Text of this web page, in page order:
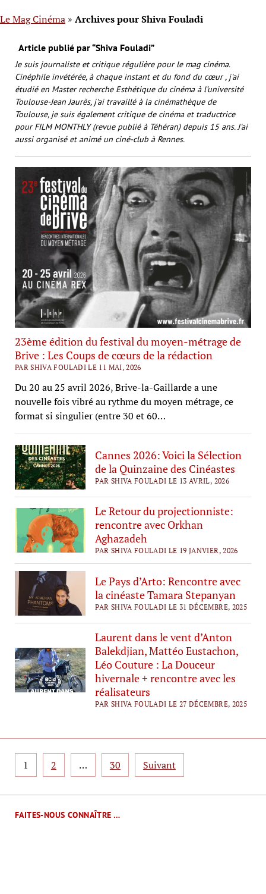
FAITES-NOUS CONNAÎTRE …
Le Mag Cinéma » Archives pour Shiva Fouladi
Article publié par “Shiva Fouladi”
Je suis journaliste et critique régulière pour le mag cinéma.
Cinéphile invétérée, à chaque instant et du fond du cœur , j'ai
étudié en Master recherche Esthétique du cinéma à l’université
Toulouse-Jean Jaurès, j'ai travaillé à la cinémathèque de
Toulouse, je suis également critique de cinéma et traductrice
pour FILM MONTHLY (revue publié à Téhéran) depuis 15 ans. J'ai
aussi organisé et animé un ciné-club à Rennes.
23ème édition du festival du moyen-métrage de
Brive : Les Coups de cœurs de la rédaction
PAR SHIVA FOULADI LE 11 MAI, 2026
Du 20 au 25 avril 2026, Brive-la-Gaillarde a une
nouvelle fois vibré au rythme du moyen métrage, ce
format si singulier (entre 30 et 60…
Cannes 2026: Voici la Sélection
de la Quinzaine des Cinéastes
PAR SHIVA FOULADI LE 13 AVRIL, 2026
Le Retour du projectionniste:
rencontre avec Orkhan
Aghazadeh
PAR SHIVA FOULADI LE 19 JANVIER, 2026
Le Pays d’Arto: Rencontre avec
la cinéaste Tamara Stepanyan
PAR SHIVA FOULADI LE 31 DÉCEMBRE, 2025
Laurent dans le vent d’Anton
Balekdjian, Mattéo Eustachon,
Léo Couture : La Douceur
hivernale + rencontre avec les
réalisateurs
PAR SHIVA FOULADI LE 27 DÉCEMBRE, 2025
Pagination
des
1 2 … 30 Suivant